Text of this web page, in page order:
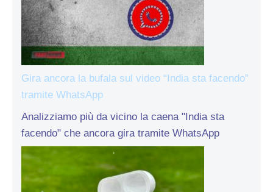
Gira ancora la bufala sul video “India sta facendo”
tramite WhatsApp
Analizziamo più da vicino la caena "India sta
facendo" che ancora gira tramite WhatsApp